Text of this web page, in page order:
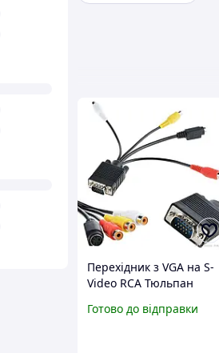
Перехідник з VGA на S-
Video RCA Тюльпан
Адаптер Кабель
Готово до відправки